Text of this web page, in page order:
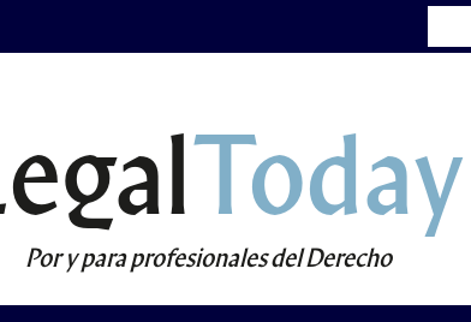
Today
Por y para profesionales del Derecho